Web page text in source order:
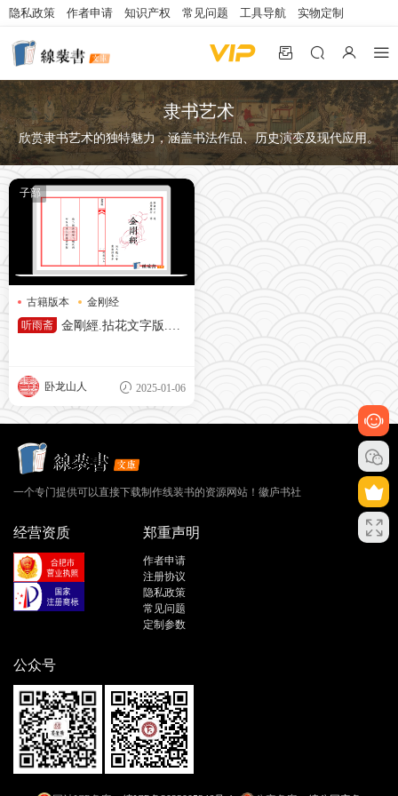
隐私政策 作者申请 知识产权 常见问题 工具导航 实物定制
隶书艺术
欣赏隶书艺术的独特魅力，涵盖书法作品、历史演变及现代应用。
子部
古籍版本
金刚经
隶书艺术
听雨斋
金剛經.拈花文字版.大
（免费）
卧龙山人 2025-01-06
一个专门提供可以直接下载制作线装书的资源网站！徽庐书社
经营资质 郑重声明
作者申请
注册协议
隐私政策
常见问题
定制参数
公众号